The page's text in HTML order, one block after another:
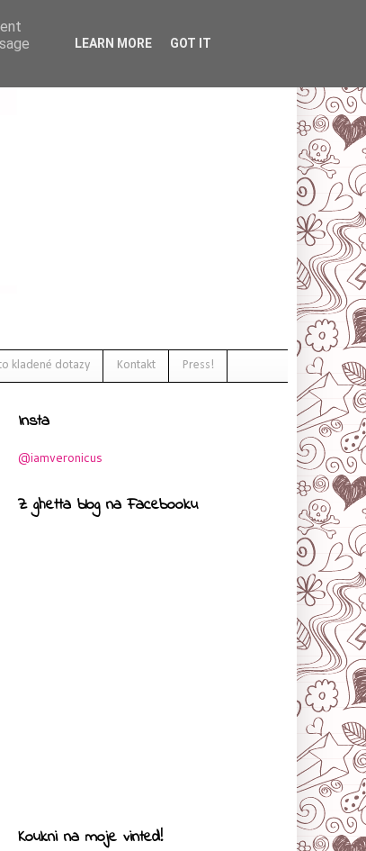
kladené dotazy Kontakt Press!
Insta
@iamveronicus
Z ghetta blog na Facebooku
Koukni na moje vinted!
LEARN MORE GOT IT